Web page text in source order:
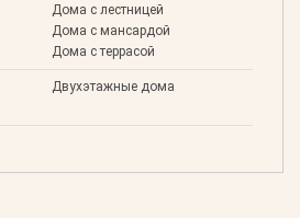
Дома с лестницей
Дома с мансардой
Дома с террасой
Двухэтажные дома